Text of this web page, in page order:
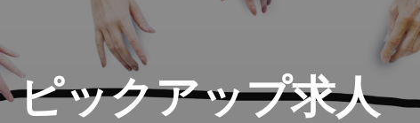
ピックアップ求人